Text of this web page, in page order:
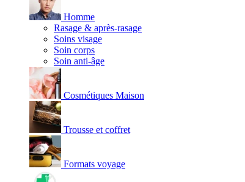
Homme
Rasage & après-rasage
Soins visage
Soin corps
Soin anti-âge
Cosmétiques Maison
Trousse et coffret
Formats voyage